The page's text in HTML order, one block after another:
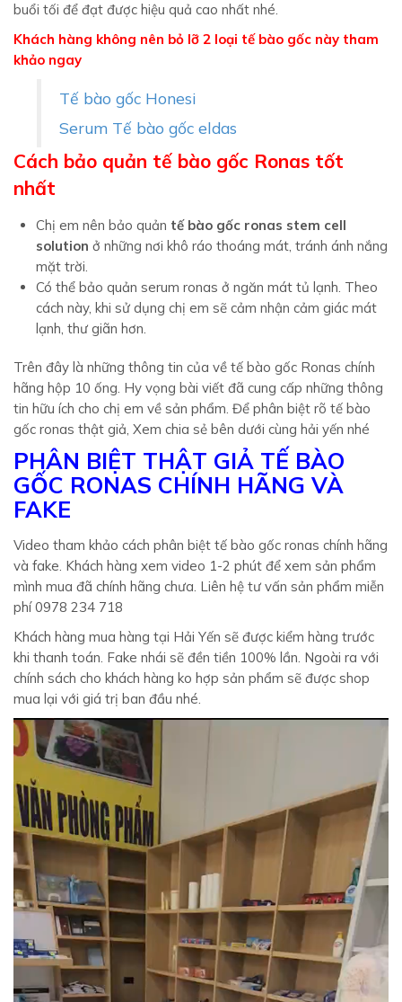
buổi tối để đạt được hiệu quả cao nhất nhé.
Khách hàng không nên bỏ lỡ 2 loại tế bào gốc này tham
khảo ngay
Tế bào gốc Honesi
Serum Tế bào gốc eldas
Cách bảo quản tế bào gốc Ronas tốt
nhất
Chị em nên bảo quản tế bào gốc ronas stem cell
solution ở những nơi khô ráo thoáng mát, tránh ánh nắng
mặt trời.
Có thể bảo quản serum ronas ở ngăn mát tủ lạnh. Theo
cách này, khi sử dụng chị em sẽ cảm nhận cảm giác mát
lạnh, thư giãn hơn.
Trên đây là những thông tin của về tế bào gốc Ronas chính
hãng hộp 10 ống. Hy vọng bài viết đã cung cấp những thông
tin hữu ích cho chị em về sản phẩm. Để phân biệt rõ tế bào
gốc ronas thật giả, Xem chia sẻ bên dưới cùng hải yến nhé
PHÂN BIỆT THẬT GIẢ TẾ BÀO
GỐC RONAS CHÍNH HÃNG VÀ
FAKE
Video tham khảo cách phân biệt tế bào gốc ronas chính hãng
và fake. Khách hàng xem video 1-2 phút để xem sản phẩm
mình mua đã chính hãng chưa. Liên hệ tư vấn sản phẩm miễn
phí 0978 234 718
Khách hàng mua hàng tại Hải Yến sẽ được kiểm hàng trước
khi thanh toán. Fake nhái sẽ đền tiền 100% lần. Ngoài ra với
chính sách cho khách hàng ko hợp sản phẩm sẽ được shop
mua lại với giá trị ban đầu nhé.
Trình
chơi
Video